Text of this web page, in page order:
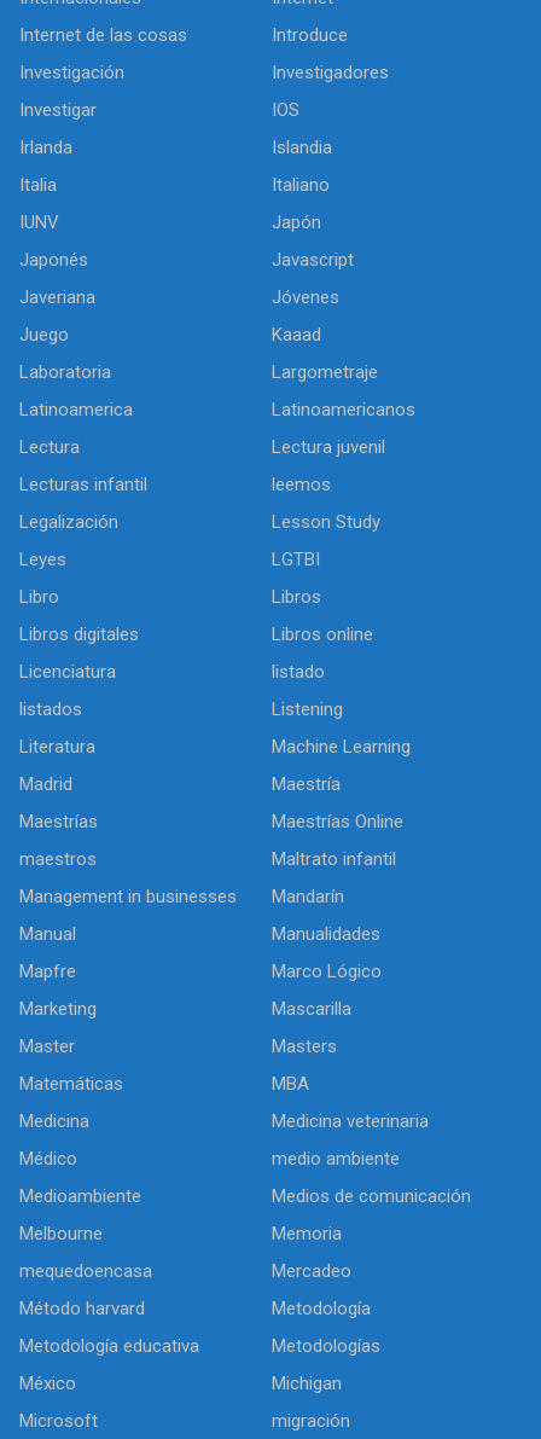
Internet de las cosas
Introduce
Investigación
Investigadores
Investigar
IOS
Irlanda
Islandia
Italia
Italiano
IUNV
Japón
Japonés
Javascript
Javeriana
Jóvenes
Juego
Kaaad
Laboratoria
Largometraje
Latinoamerica
Latinoamericanos
Lectura
Lectura juvenil
Lecturas infantil
leemos
Legalización
Lesson Study
Leyes
LGTBI
Libro
Libros
Libros digitales
Libros online
Licenciatura
listado
listados
Listening
Literatura
Machine Learning
Madrid
Maestría
Maestrías
Maestrías Online
maestros
Maltrato infantil
Management in businesses
Mandarín
Manual
Manualidades
Mapfre
Marco Lógico
Marketing
Mascarilla
Master
Masters
Matemáticas
MBA
Medicina
Medicina veterinaria
Médico
medio ambiente
Medioambiente
Medios de comunicación
Melbourne
Memoria
mequedoencasa
Mercadeo
Método harvard
Metodología
Metodología educativa
Metodologías
México
Michigan
Microsoft
migración